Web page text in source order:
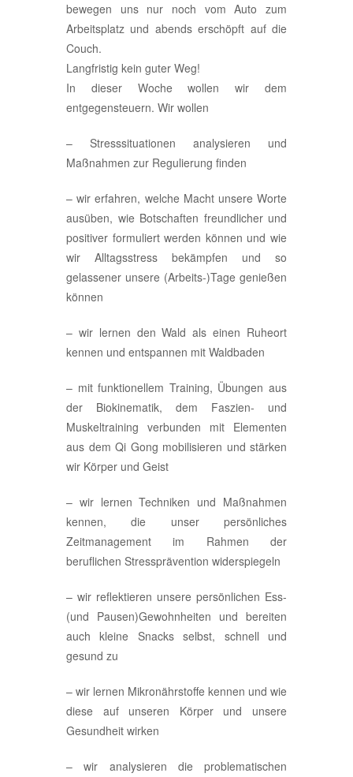
bewegen uns nur noch vom Auto zum
Arbeitsplatz und abends erschöpft auf die
Couch.
Langfristig kein guter Weg!
In dieser Woche wollen wir dem
entgegensteuern. Wir wollen
– Stresssituationen analysieren und
Maßnahmen zur Regulierung finden
– wir erfahren, welche Macht unsere Worte
ausüben, wie Botschaften freundlicher und
positiver formuliert werden können und wie
wir Alltagsstress bekämpfen und so
gelassener unsere (Arbeits-)Tage genießen
können
– wir lernen den Wald als einen Ruheort
kennen und entspannen mit Waldbaden
– mit funktionellem Training, Übungen aus
der Biokinematik, dem Faszien- und
Muskeltraining verbunden mit Elementen
aus dem Qi Gong mobilisieren und stärken
wir Körper und Geist
– wir lernen Techniken und Maßnahmen
kennen, die unser persönliches
Zeitmanagement im Rahmen der
beruflichen Stressprävention widerspiegeln
– wir reflektieren unsere persönlichen Ess-
(und Pausen)Gewohnheiten und bereiten
auch kleine Snacks selbst, schnell und
gesund zu
– wir lernen Mikronährstoffe kennen und wie
diese auf unseren Körper und unsere
Gesundheit wirken
– wir analysieren die problematischen